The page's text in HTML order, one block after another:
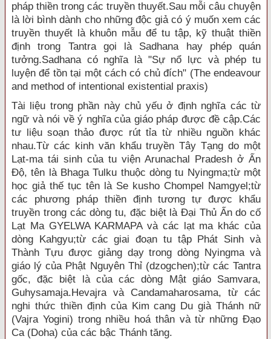
pháp thiền trong các truyền thuyết.Sau mỗi câu chuyện
là lời bình dành cho những độc giả có ý muốn xem các
truyền thuyết là khuôn mẫu để tu tập, kỹ thuật thiền
định trong Tantra gọi là Sadhana hay phép quán
tưởng.Sadhana có nghĩa là "Sự nổ lực và phép tu
luyện để tồn tại một cách có chủ đích" (The endeavour
and method of intentional existential praxis)
Tài liệu trong phần này chủ yếu ở định nghĩa các từ
ngữ và nói về ý nghĩa của giáo pháp được đề cập.Các
tư liệu soạn thảo được rút tỉa từ nhiều nguồn khác
nhau.Từ các kinh văn khẩu truyền Tây Tạng do một
Lạt-ma tái sinh của tu viện Arunachal Pradesh ở Ấn
Ðộ, tên là Bhaga Tulku thuộc dòng tu Nyingma;từ một
học giả thế tục tên là Se kusho Chompel Namgyel;từ
các phương pháp thiền định tương tự được khẩu
truyền trong các dòng tu, đặc biệt là Ðại Thủ Ấn do cố
Lạt Ma GYELWA KARMAPA và các lạt ma khác của
dòng Kahgyu;từ các giai đoạn tu tập Phát Sinh và
Thành Tựu được giảng dạy trong dòng Nyingma và
giáo lý của Phật Nguyên Thỉ (dzogchen);từ các Tantra
gốc, đặc biệt là của các dòng Mật giáo Samvara,
Guhysamaja.Hevajra và Candamaharosama, từ các
nghi thức thiền định của Kim cang Du già Thánh nữ
(Vajra Yogini) trong nhiều hoá thân và từ những Ðạo
Ca (Doha) của các bậc Thánh tăng.